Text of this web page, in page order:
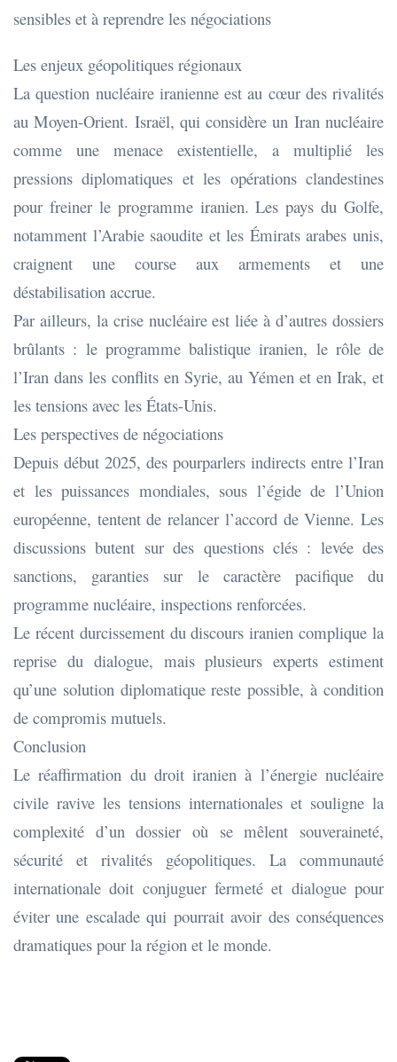
sensibles et à reprendre les négociations
Les enjeux géopolitiques régionaux
La question nucléaire iranienne est au cœur des rivalités
au Moyen-Orient. Israël, qui considère un Iran nucléaire
comme une menace existentielle, a multiplié les
pressions diplomatiques et les opérations clandestines
pour freiner le programme iranien. Les pays du Golfe,
notamment l’Arabie saoudite et les Émirats arabes unis,
craignent une course aux armements et une
déstabilisation accrue.
Par ailleurs, la crise nucléaire est liée à d’autres dossiers
brûlants : le programme balistique iranien, le rôle de
l’Iran dans les conflits en Syrie, au Yémen et en Irak, et
les tensions avec les États-Unis.
Les perspectives de négociations
Depuis début 2025, des pourparlers indirects entre l’Iran
et les puissances mondiales, sous l’égide de l’Union
européenne, tentent de relancer l’accord de Vienne. Les
discussions butent sur des questions clés : levée des
sanctions, garanties sur le caractère pacifique du
programme nucléaire, inspections renforcées.
Le récent durcissement du discours iranien complique la
reprise du dialogue, mais plusieurs experts estiment
qu’une solution diplomatique reste possible, à condition
de compromis mutuels.
Conclusion
Le réaffirmation du droit iranien à l’énergie nucléaire
civile ravive les tensions internationales et souligne la
complexité d’un dossier où se mêlent souveraineté,
sécurité et rivalités géopolitiques. La communauté
internationale doit conjuguer fermeté et dialogue pour
éviter une escalade qui pourrait avoir des conséquences
dramatiques pour la région et le monde.